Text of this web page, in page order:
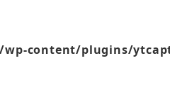
content/plugins/